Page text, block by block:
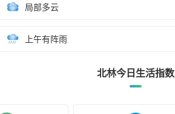
局部多云
上午有阵雨
北林今日生活指数